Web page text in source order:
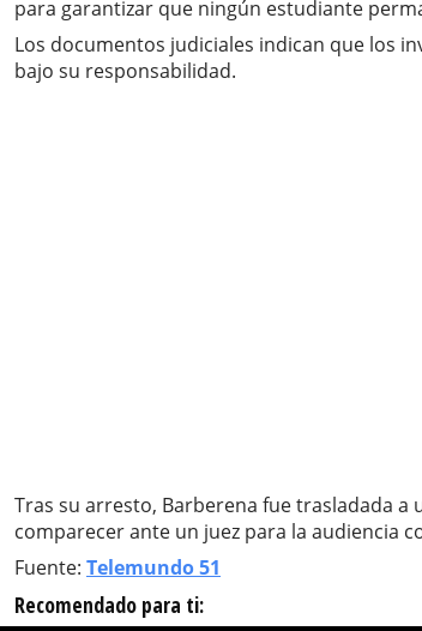
para garantizar que ningún estudiante
Los documentos judiciales indican que los
bajo su responsabilidad.
Tras su arresto, Barberena fue trasladada
comparecer ante un juez para la audiencia
Fuente: Telemundo 51
Recomendado para ti: